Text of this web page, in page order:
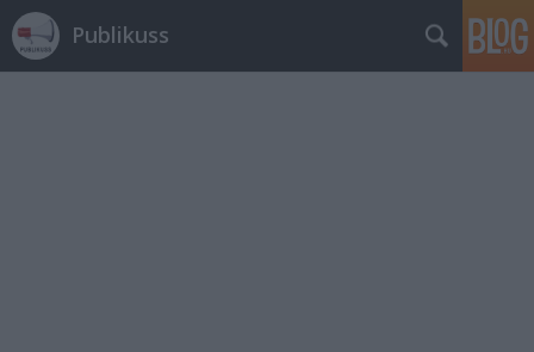
Publikuss